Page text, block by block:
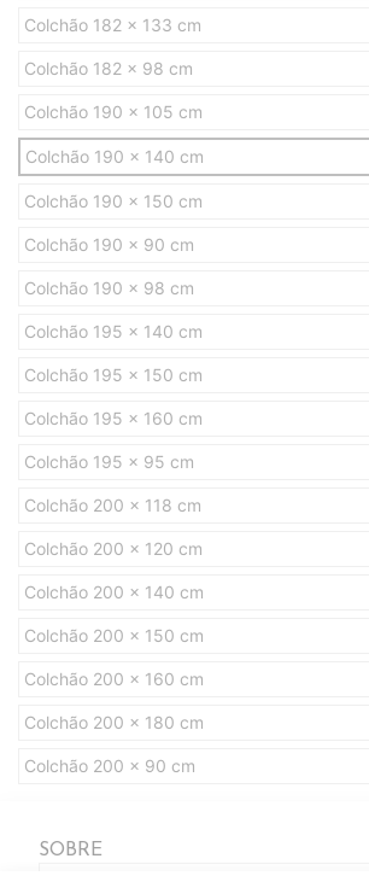
Colchão 182 x 133 cm
Colchão 182 x 98 cm
Colchão 190 x 105 cm
Colchão 190 x 140 cm
Colchão 190 x 150 cm
Colchão 190 x 90 cm
Colchão 190 x 98 cm
Colchão 195 x 140 cm
Colchão 195 x 150 cm
Colchão 195 x 160 cm
Colchão 195 x 95 cm
Colchão 200 x 118 cm
Colchão 200 x 120 cm
Colchão 200 x 140 cm
Colchão 200 x 150 cm
Colchão 200 x 160 cm
Colchão 200 x 180 cm
Colchão 200 x 90 cm
SOBRE